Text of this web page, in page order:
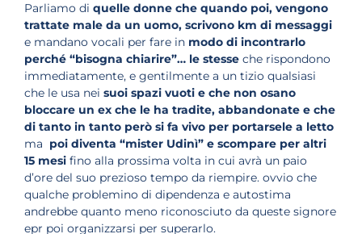
Parliamo di quelle donne che quando poi, vengono
trattate male da un uomo, scrivono km di messaggi
e mandano vocali per fare in modo di incontrarlo
perché “bisogna chiarire”… le stesse che rispondono
immediatamente, e gentilmente a un tizio qualsiasi
che le usa nei suoi spazi vuoti e che non osano
bloccare un ex che le ha tradite, abbandonate e che
di tanto in tanto però si fa vivo per portarsele a letto
ma poi diventa “mister Udinì” e scompare per altri
15 mesi fino alla prossima volta in cui avrà un paio
d’ore del suo prezioso tempo da riempire. ovvio che
qualche problemino di dipendenza e autostima
andrebbe quanto meno riconosciuto da queste signore
epr poi organizzarsi per superarlo.